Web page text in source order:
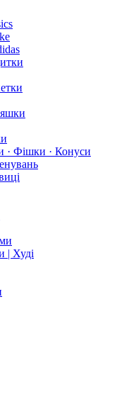
· Фішки · Конуси
| Худі